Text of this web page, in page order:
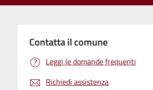
Contatta il comune
Leggi le domande frequenti
Richiedi assistenza